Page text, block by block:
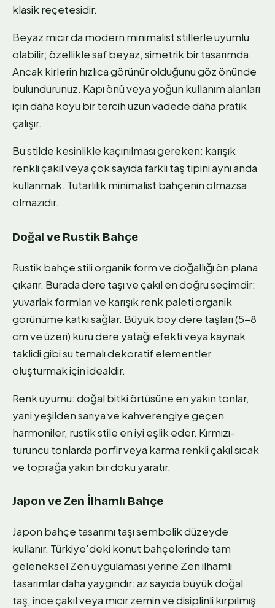
klasik reçetesidir.
Beyaz mıcır da modern minimalist stillerle uyumlu
olabilir; özellikle saf beyaz, simetrik bir tasarımda.
Ancak kirlerin hızlıca görünür olduğunu göz önünde
bulundurunuz. Kapı önü veya yoğun kullanım alanları
için daha koyu bir tercih uzun vadede daha pratik
çalışır.
Bu stilde kesinlikle kaçınılması gereken: karışık
renkli çakıl veya çok sayıda farklı taş tipini aynı anda
kullanmak. Tutarlılık minimalist bahçenin olmazsa
olmazıdır.
Doğal ve Rustik Bahçe
Rustik bahçe stili organik form ve doğallığı ön plana
çıkarır. Burada dere taşı ve çakıl en doğru seçimdir:
yuvarlak formları ve karışık renk paleti organik
görünüme katkı sağlar. Büyük boy dere taşları (5-8
cm ve üzeri) kuru dere yatağı efekti veya kaynak
taklidi gibi su temalı dekoratif elementler
oluşturmak için idealdir.
Renk uyumu: doğal bitki örtüsüne en yakın tonlar,
yani yeşilden sarıya ve kahverengiye geçen
harmoniler, rustik stile en iyi eşlik eder. Kırmızı-
turuncu tonlarda porfir veya karma renkli çakıl sıcak
ve toprağa yakın bir doku yaratır.
Japon ve Zen İlhamlı Bahçe
Japon bahçe tasarımı taşı sembolik düzeyde
kullanır. Türkiye'deki konut bahçelerinde tam
geleneksel Zen uygulaması yerine Zen ilhamlı
tasarımlar daha yaygındır: az sayıda büyük doğal
taş, ince çakıl veya mıcır zemin ve disiplinli kırpılmış